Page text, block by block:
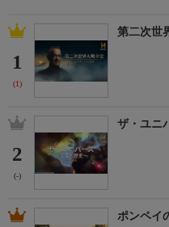
1
(1)
第二次世
2
(-)
ザ・ユニ
ポンペイ